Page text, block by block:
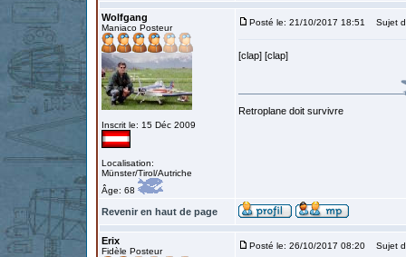
Wolfgang
Maniaco Posteur
Inscrit le: 15 Déc 2009
Localisation:
Münster/Tirol/Autriche
Âge: 68
Posté le: 21/10/2017 18:51 Sujet
[clap] [clap]
Retroplane doit survivre
Revenir en haut de page
Erix
Fidèle Posteur
Posté le: 26/10/2017 08:20 Sujet